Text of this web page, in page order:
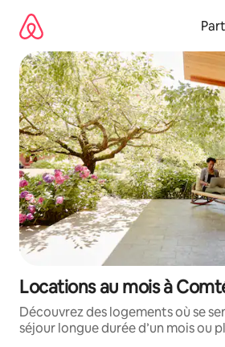
directement
contenu
Locations au mois à
Découvrez des logements où se
séjour longue durée d’un mois ou